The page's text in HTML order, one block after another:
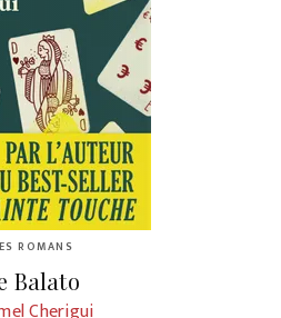
ROMANS
Balato
Cherigui